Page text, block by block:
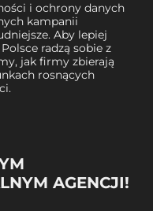
i ochrony danych
kampanii
Aby lepiej
radzą sobie z
jak firmy zbierają
rosnących
AGENCJI!